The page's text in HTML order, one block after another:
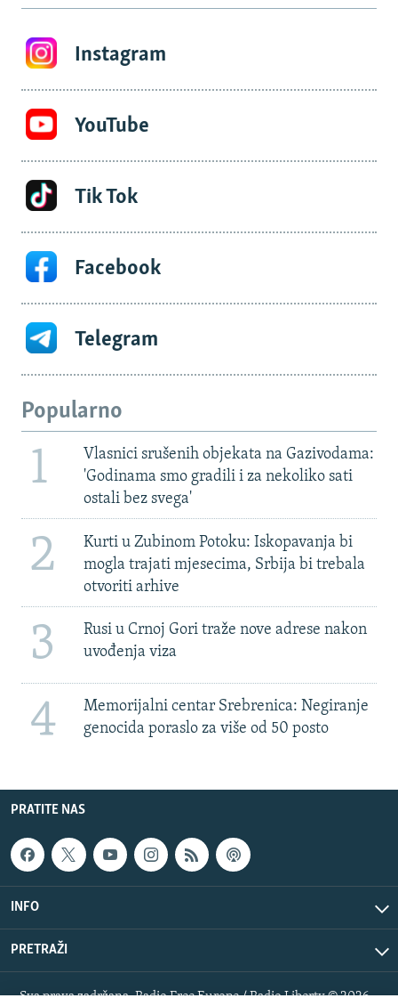
Instagram
YouTube
Tik Tok
Facebook
Telegram
Popularno
1
Vlasnici srušenih objekata na Gazivodama:
'Godinama smo gradili i za nekoliko sati
ostali bez svega'
2
Kurti u Zubinom Potoku: Iskopavanja bi
mogla trajati mjesecima, Srbija bi trebala
otvoriti arhive
3
Rusi u Crnoj Gori traže nove adrese nakon
uvođenja viza
4
Memorijalni centar Srebrenica: Negiranje
genocida poraslo za više od 50 posto
PRATITE NAS
INFO
PRETRAŽI